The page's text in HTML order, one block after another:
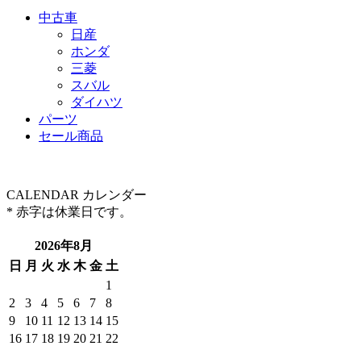
中古車
日産
ホンダ
三菱
スバル
ダイハツ
パーツ
セール商品
CALENDAR カレンダー
* 赤字は休業日です。
2026年8月
日
月 火 水 木 金 土
1
2
3 4 5 6 7
8
9
10 11 12 13 14 15
16 17 18 19 20 21 22